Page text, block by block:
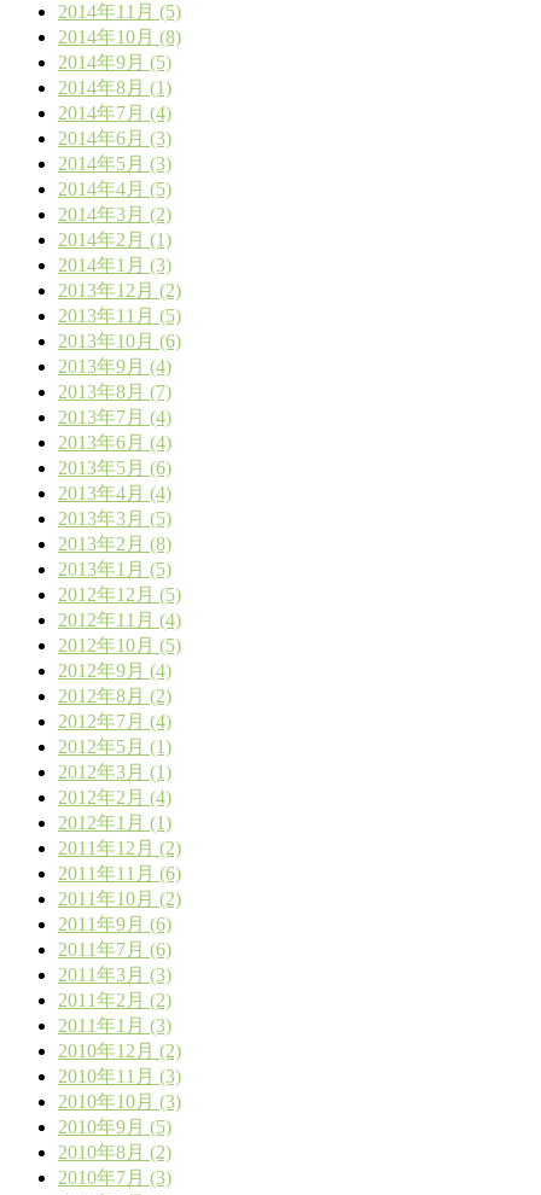
2014年11月 (5)
2014年10月 (8)
2014年9月 (5)
2014年8月 (1)
2014年7月 (4)
2014年6月 (3)
2014年5月 (3)
2014年4月 (5)
2014年3月 (2)
2014年2月 (1)
2014年1月 (3)
2013年12月 (2)
2013年11月 (5)
2013年10月 (6)
2013年9月 (4)
2013年8月 (7)
2013年7月 (4)
2013年6月 (4)
2013年5月 (6)
2013年4月 (4)
2013年3月 (5)
2013年2月 (8)
2013年1月 (5)
2012年12月 (5)
2012年11月 (4)
2012年10月 (5)
2012年9月 (4)
2012年8月 (2)
2012年7月 (4)
2012年5月 (1)
2012年3月 (1)
2012年2月 (4)
2012年1月 (1)
2011年12月 (2)
2011年11月 (6)
2011年10月 (2)
2011年9月 (6)
2011年7月 (6)
2011年3月 (3)
2011年2月 (2)
2011年1月 (3)
2010年12月 (2)
2010年11月 (3)
2010年10月 (3)
2010年9月 (5)
2010年8月 (2)
2010年7月 (3)